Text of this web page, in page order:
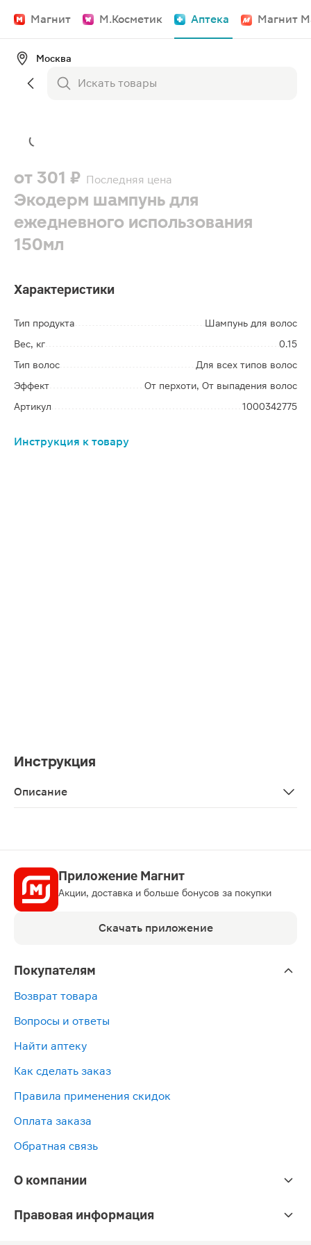
Магнит М.Косметик Аптека Магнит
Москва
от 301 ₽ Последняя цена
Экодерм шампунь для
ежедневного использования
150мл
Характеристики
Тип продукта
Шампунь для волос
Вес, кг
0.15
Тип волос
Для всех типов волос
Эффект
От перхоти, От выпадения волос
Артикул
1000342775
Инструкция к товару
Инструкция
Описание
Приложение Магнит
Акции, доставка и больше бонусов за покупки
Скачать приложение
Покупателям
Возврат товара
Вопросы и ответы
Найти аптеку
Как сделать заказ
Правила применения скидок
Оплата заказа
Обратная связь
О компании
Правовая информация